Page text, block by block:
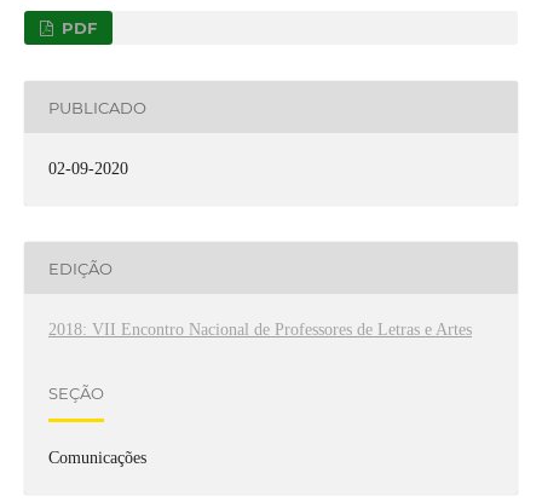
PDF
PUBLICADO
02-09-2020
EDIÇÃO
2018: VII Encontro Nacional de Professores de Letras e Artes
SEÇÃO
Comunicações